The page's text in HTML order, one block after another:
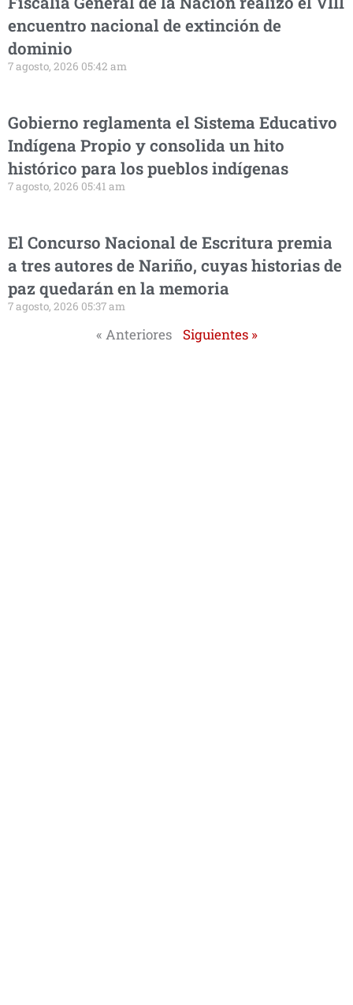
encuentro nacional de extinción de
dominio
7 agosto, 2026 05:42 am
Gobierno reglamenta el Sistema Educativo
Indígena Propio y consolida un hito
histórico para los pueblos indígenas
7 agosto, 2026 05:41 am
El Concurso Nacional de Escritura premia
a tres autores de Nariño, cuyas historias de
paz quedarán en la memoria
7 agosto, 2026 05:37 am
« Anteriores Siguientes »